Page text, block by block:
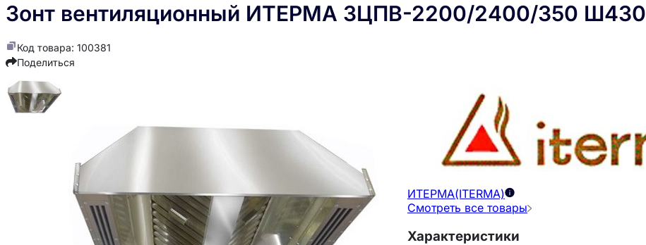
Зонт вентиляционный ИТЕРМА ЗЦПВ-2200/2400/350 Ш430
Код товара: 100381
Поделиться
ИТЕРМА(ITERMA)
Смотреть все товары
Характеристики